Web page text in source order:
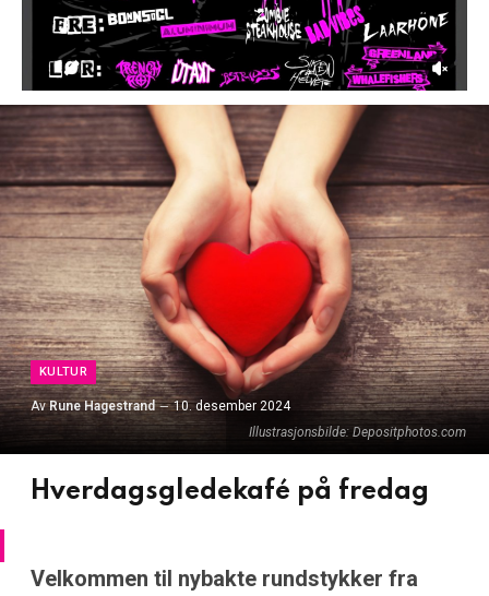
Illustrasjonsbilde: Depositphotos.com
KULTUR
Av Rune Hagestrand 10. desember 2024
Hverdagsgledekafé på fredag
Velkommen til nybakte rundstykker fra